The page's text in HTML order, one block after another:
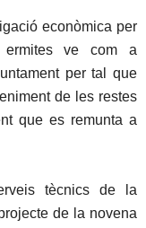
econòmica per
ermites ve com a
per tal que
de les restes
que es remunta a
tècnics de la
de la novena